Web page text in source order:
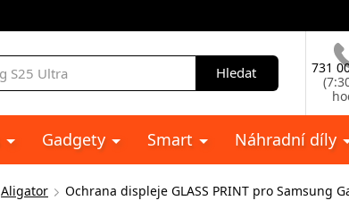
Hledat
731
Gadgety Smart Náhradní díly
Aligator Ochrana displeje GLASS PRINT pro Samsung